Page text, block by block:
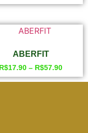
ABERFIT
R$17.90 – R$57.90